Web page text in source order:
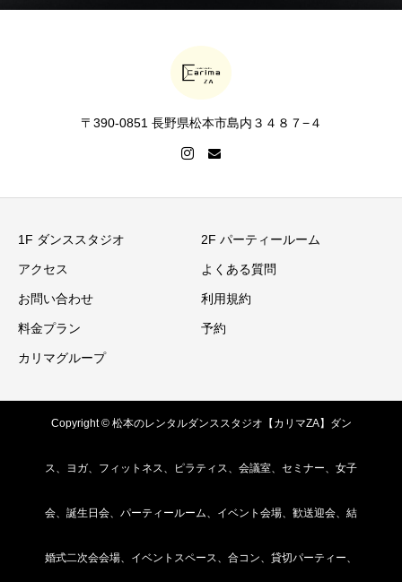
〒390-0851 長野県松本市島内３４８７−４
1F ダンススタジオ 2F パーティールーム
アクセス よくある質問
お問い合わせ 利用規約
料金プラン 予約
カリマグループ
Copyright © 松本のレンタルダンススタジオ【カリマZA】ダン
ス、ヨガ、フィットネス、ピラティス、会議室、セミナー、女子
会、誕生日会、パーティールーム、イベント会場、歓送迎会、結
婚式二次会会場、イベントスペース、合コン、貸切パーティー、